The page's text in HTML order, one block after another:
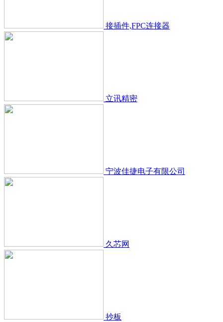
接插件,FPC连接器
立讯精密
宁波佳捷电子有限公司
久芯网
抄板